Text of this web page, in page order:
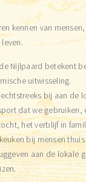
kennen van
Nijlpaard betekent
uitwisseling.
bij aan de
dat we gebruiken,
het verblijf in
bij mensen
aan de lokale